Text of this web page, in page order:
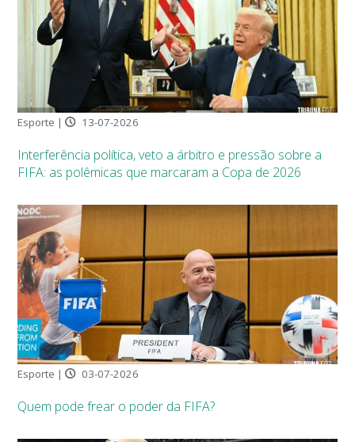
Esporte | 13-07-2026
Interferência política, veto a árbitro e pressão sobre a
FIFA: as polêmicas que marcaram a Copa de 2026
Esporte | 03-07-2026
Quem pode frear o poder da FIFA?